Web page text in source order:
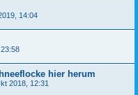
14:04
hier herum
2018, 12:31